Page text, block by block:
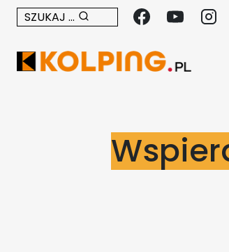
Przejdź
do
treści
SZUKAJ ...